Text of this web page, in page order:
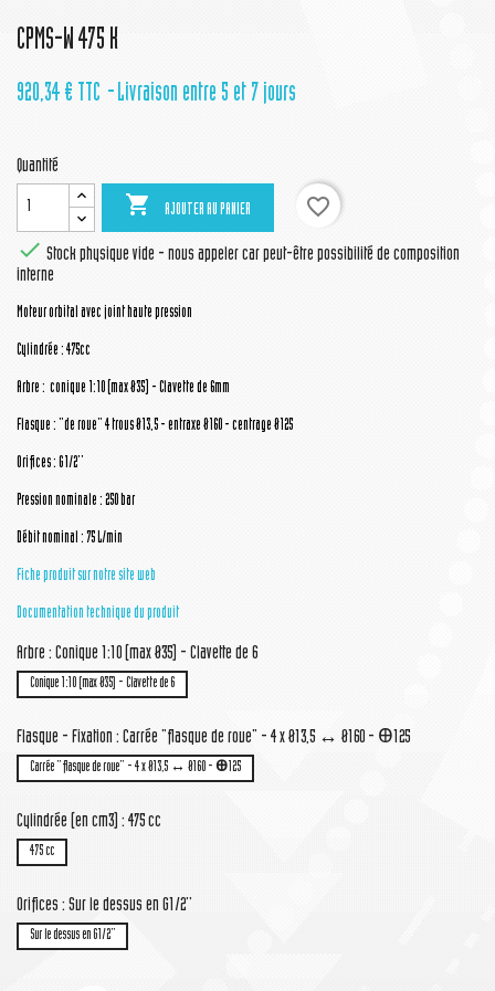
CPMS-W 475 K
920,34 € TTC Livraison entre 5 et 7 jours
Quantité
 AJOUTER AU PANIER
favorite_border
 Stock physique vide - nous appeler car peut-être possibilité de composition
interne
Moteur orbital avec joint haute pression
Cylindrée : 475cc
Arbre : conique 1:10 (max Ø35) - Clavette de 6mm
Flasque : "de roue" 4 trous Ø13,5 - entraxe Ø160 - centrage Ø125
Orifices : G1/2''
Pression nominale : 250 bar
Débit nominal : 75 L/min
Fiche produit sur notre site web
Documentation technique du produit
Arbre : Conique 1:10 (max Ø35) - Clavette de 6
Conique 1:10 (max Ø35) - Clavette de 6
Flasque - Fixation : Carrée "flasque de roue" - 4 x Ø13,5 ↔ Ø160 - Ꚛ125
Carrée "flasque de roue" - 4 x Ø13,5 ↔ Ø160 - Ꚛ125
Cylindrée (en cm3) : 475 cc
475 cc
Orifices : Sur le dessus en G1/2''
Sur le dessus en G1/2''